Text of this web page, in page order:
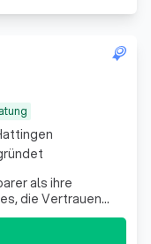
als ihre
die Vertrauen